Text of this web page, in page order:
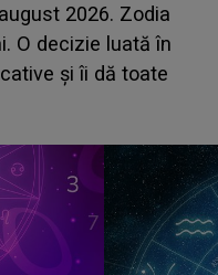
ASCUNS până
din Casa Iubirii
despre mama
te iubesc pentru